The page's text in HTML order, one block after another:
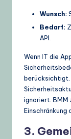
Wunsch:
Bedarf:
API.
Wenn IT die
berücksichtigt.
ignoriert. BMM
Einschränkung
3.